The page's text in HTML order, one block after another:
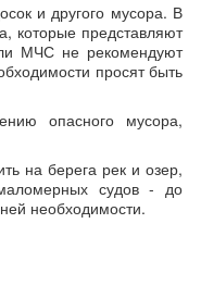
и другого мусора. В
которые представляют
МЧС не рекомендуют
просят быть
опасного мусора,
на берега рек и озер,
судов - до
необходимости.